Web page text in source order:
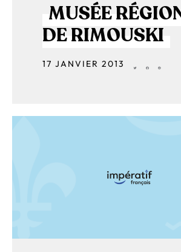
MUSÉE
DE RIMOUSKI
17 JANVIER 2013